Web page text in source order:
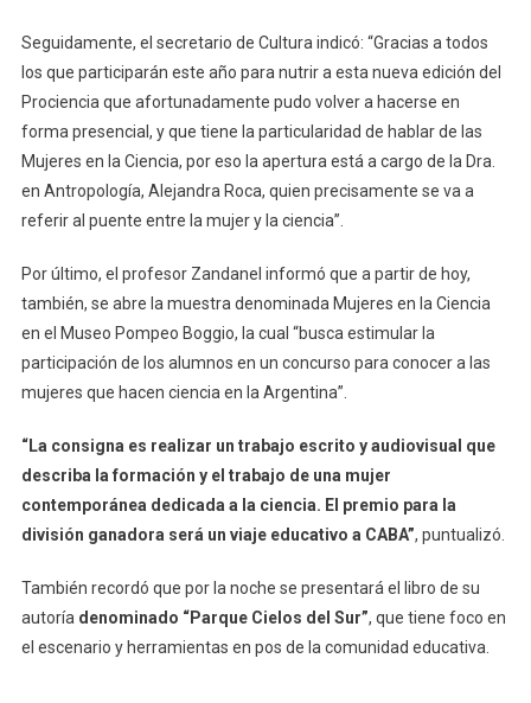
Seguidamente, el secretario de Cultura indicó: “Gracias a todos
los que participarán este año para nutrir a esta nueva edición del
Prociencia que afortunadamente pudo volver a hacerse en
forma presencial, y que tiene la particularidad de hablar de las
Mujeres en la Ciencia, por eso la apertura está a cargo de la Dra.
en Antropología, Alejandra Roca, quien precisamente se va a
referir al puente entre la mujer y la ciencia”.
Por último, el profesor Zandanel informó que a partir de hoy,
también, se abre la muestra denominada Mujeres en la Ciencia
en el Museo Pompeo Boggio, la cual “busca estimular la
participación de los alumnos en un concurso para conocer a las
mujeres que hacen ciencia en la Argentina”.
“La consigna es realizar un trabajo escrito y audiovisual que
describa la formación y el trabajo de una mujer
contemporánea dedicada a la ciencia. El premio para la
división ganadora será un viaje educativo a CABA”, puntualizó.
También recordó que por la noche se presentará el libro de su
autoría denominado “Parque Cielos del Sur”, que tiene foco en
el escenario y herramientas en pos de la comunidad educativa.